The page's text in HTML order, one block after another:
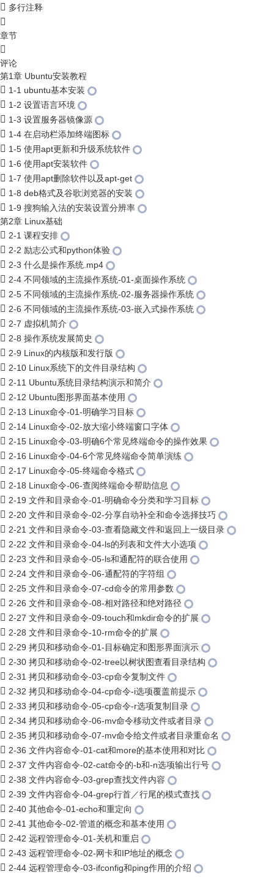
多行注释
章节
评论
第1章 Ubuntu安装教程
1-1 ubuntu基本安装
1-2 设置语言环境
1-3 设置服务器镜像源
1-4 在启动栏添加终端图标
1-5 使用apt更新和升级系统软件
1-6 使用apt安装软件
1-7 使用apt删除软件以及apt-get
1-8 deb格式及谷歌浏览器的安装
1-9 搜狗输入法的安装设置分辨率
第2章 Linux基础
2-1 课程安排
2-2 励志公式和python体验
2-3 什么是操作系统.mp4
2-4 不同领域的主流操作系统-01-桌面操作系统
2-5 不同领域的主流操作系统-02-服务器操作系统
2-6 不同领域的主流操作系统-03-嵌入式操作系统
2-7 虚拟机简介
2-8 操作系统发展简史
2-9 Linux的内核版和发行版
2-10 Linux系统下的文件目录结构
2-11 Ubuntu系统目录结构演示和简介
2-12 Ubuntu图形界面基本使用
2-13 Linux命令-01-明确学习目标
2-14 Linux命令-02-放大缩小终端窗口字体
2-15 Linux命令-03-明确6个常见终端命令的操作效果
2-16 Linux命令-04-6个常见终端命令简单演练
2-17 Linux命令-05-终端命令格式
2-18 Linux命令-06-查阅终端命令帮助信息
2-19 文件和目录命令-01-明确命令分类和学习目标
2-20 文件和目录命令-02-分享自动补全和命令选择技巧
2-21 文件和目录命令-03-查看隐藏文件和返回上一级目录
2-22 文件和目录命令-04-ls的列表和文件大小选项
2-23 文件和目录命令-05-ls和通配符的联合使用
2-24 文件和目录命令-06-通配符的字符组
2-25 文件和目录命令-07-cd命令的常用参数
2-26 文件和目录命令-08-相对路径和绝对路径
2-27 文件和目录命令-09-touch和mkdir命令的扩展
2-28 文件和目录命令-10-rm命令的扩展
2-29 拷贝和移动命令-01-目标确定和图形界面演示
2-30 拷贝和移动命令-02-tree以树状图查看目录结构
2-31 拷贝和移动命令-03-cp命令复制文件
2-32 拷贝和移动命令-04-cp命令-i选项覆盖前提示
2-33 拷贝和移动命令-05-cp命令-r选项复制目录
2-34 拷贝和移动命令-06-mv命令移动文件或者目录
2-35 拷贝和移动命令-07-mv命令给文件或者目录重命名
2-36 文件内容命令-01-cat和more的基本使用和对比
2-37 文件内容命令-02-cat命令的-b和-n选项输出行号
2-38 文件内容命令-03-grep查找文件内容
2-39 文件内容命令-04-grep行首／行尾的模式查找
2-40 其他命令-01-echo和重定向
2-41 其他命令-02-管道的概念和基本使用
2-42 远程管理命令-01-关机和重启
2-43 远程管理命令-02-网卡和IP地址的概念
2-44 远程管理命令-03-ifconfig和ping作用的介绍